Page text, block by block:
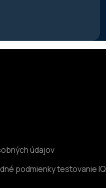
údajov
podmienky testovanie IQ